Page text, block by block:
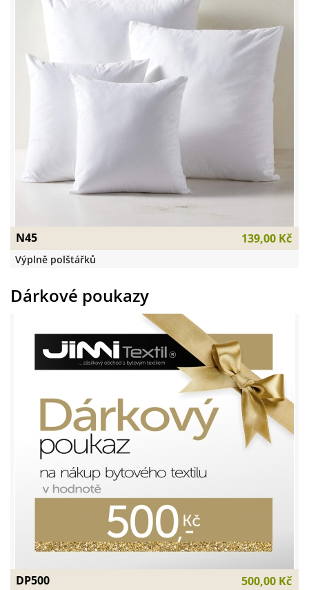
N45 139,00 Kč
Výplně polštářků
DP500 500,00 Kč
Dárkové poukazy